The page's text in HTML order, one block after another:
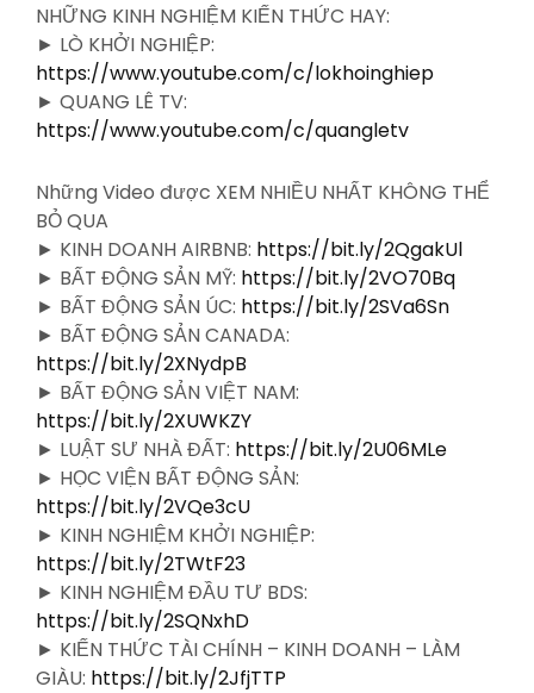
NHỮNG KINH NGHIỆM KIẾN THỨC HAY:
► LÒ KHỞI NGHIỆP:
https://www.youtube.com/c/lokhoinghiep
► QUANG LÊ TV:
https://www.youtube.com/c/quangletv
Những Video được XEM NHIỀU NHẤT KHÔNG THỂ
BỎ QUA
► KINH DOANH AIRBNB: https://bit.ly/2QgakUl
► BẤT ĐỘNG SẢN MỸ: https://bit.ly/2VO70Bq
► BẤT ĐỘNG SẢN ÚC: https://bit.ly/2SVa6Sn
► BẤT ĐỘNG SẢN CANADA:
https://bit.ly/2XNydpB
► BẤT ĐỘNG SẢN VIỆT NAM:
https://bit.ly/2XUWKZY
► LUẬT SƯ NHÀ ĐẤT: https://bit.ly/2U06MLe
► HỌC VIỆN BẤT ĐỘNG SẢN:
https://bit.ly/2VQe3cU
► KINH NGHIỆM KHỞI NGHIỆP:
https://bit.ly/2TWtF23
► KINH NGHIỆM ĐẦU TƯ BDS:
https://bit.ly/2SQNxhD
► KIẾN THỨC TÀI CHÍNH – KINH DOANH – LÀM
GIÀU: https://bit.ly/2JfjTTP